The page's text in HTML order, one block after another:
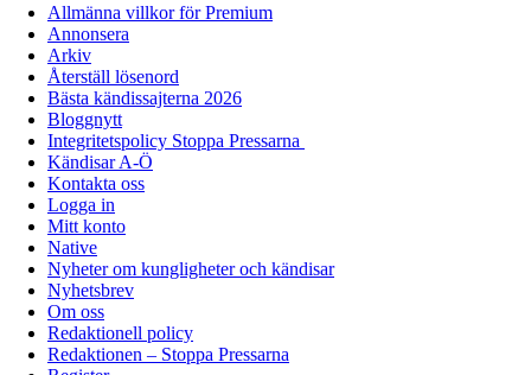
Allmänna villkor för Premium
Annonsera
Arkiv
Återställ lösenord
Bästa kändissajterna 2026
Bloggnytt
Integritetspolicy Stoppa Pressarna
Kändisar A-Ö
Kontakta oss
Logga in
Mitt konto
Native
Nyheter om kungligheter och kändisar
Nyhetsbrev
Om oss
Redaktionell policy
Redaktionen – Stoppa Pressarna